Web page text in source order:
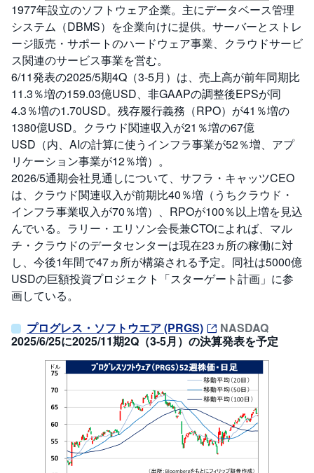
1977年設立のソフトウェア企業。主にデータベース管理
システム（DBMS）を企業向けに提供。サーバーとストレ
ージ販売・サポートのハードウェア事業、クラウドサービ
ス関連のサービス事業を営む。
6/11発表の2025/5期4Q（3-5月）は、売上高が前年同期比
11.3％増の159.03億USD、非GAAPの調整後EPSが同
4.3％増の1.70USD。残存履行義務（RPO）が41％増の
1380億USD。クラウド関連収入が21％増の67億
USD（内、AIの計算に使うインフラ事業が52％増、アプ
リケーション事業が12％増）。
2026/5通期会社見通しについて、サフラ・キャッツCEO
は、クラウド関連収入が前期比40％増（うちクラウド・
インフラ事業収入が70％増）、RPOが100％以上増を見込
んでいる。ラリー・エリソン会長兼CTOによれば、マル
チ・クラウドのデータセンターは現在23ヵ所の稼働に対
し、今後1年間で47ヵ所が構築される予定。同社は5000億
USDの巨額投資プロジェクト「スターゲート計画」に参
画している。
プログレス・ソフトウエア (PRGS)
NASDAQ
2025/6/25に2025/11期2Q（3-5月）の決算発表を予定